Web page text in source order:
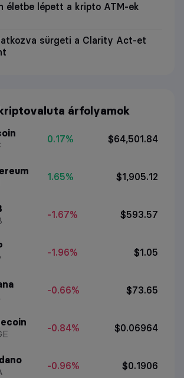
életbe lépett a kripto ATM-ek
sürgeti a Clarity Act-et
árfolyamok
0.17% $64,501.84
1.65% $1,905.12
-1.67% $593.57
-1.96% $1.05
-0.66% $73.65
-0.84% $0.06964
-0.96% $0.1906